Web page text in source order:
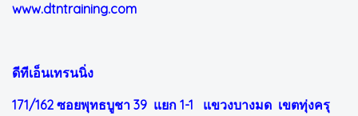
www.dtntraining.com
ดีทีเอ็นเทรนนิ่ง
171/162 ซอยพุทธบูชา 39 แยก 1-1 แขวงบางมด เขตทุ่งครุ